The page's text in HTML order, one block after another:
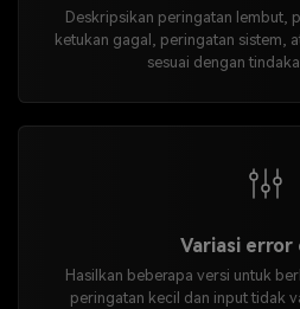
Deskripsikan peringatan lembut,
ketukan gagal, peringatan sistem,
sesuai dengan
Variasi error
Hasilkan beberapa versi untuk
peringatan kecil dan input tidak